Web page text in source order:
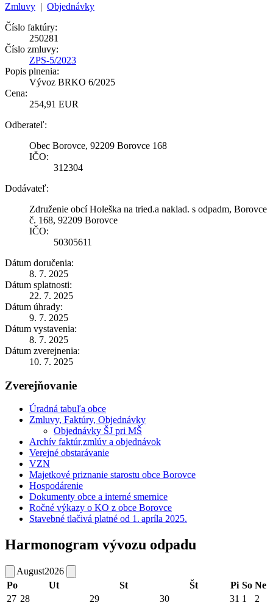
Zmluvy | Objednávky
Číslo faktúry:
250281
Číslo zmluvy:
ZPS-5/2023
Popis plnenia:
Vývoz BRKO 6/2025
Cena:
254,91 EUR
Odberateľ:
Obec Borovce, 92209 Borovce 168
IČO:
312304
Dodávateľ:
Združenie obcí Holeška na tried.a naklad. s odpadm, Borovce
č. 168, 92209 Borovce
IČO:
50305611
Dátum doručenia:
8. 7. 2025
Dátum splatnosti:
22. 7. 2025
Dátum úhrady:
9. 7. 2025
Dátum vystavenia:
8. 7. 2025
Dátum zverejnenia:
10. 7. 2025
Zverejňovanie
Úradná tabuľa obce
Zmluvy, Faktúry, Objednávky
Objednávky ŠJ pri MŠ
Archív faktúr,zmlúv a objednávok
Verejné obstarávanie
VZN
Majetkové priznanie starostu obce Borovce
Hospodárenie
Dokumenty obce a interné smernice
Ročné výkazy o KO z obce Borovce
Stavebné tlačivá platné od 1. apríla 2025.
Harmonogram vývozu odpadu
August2026
Po
Ut St Št Pi So Ne
27 28 29 30 31 1
2